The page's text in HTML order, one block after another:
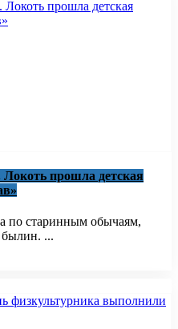
прошла детская
по старинным обычаям,
былин. ...